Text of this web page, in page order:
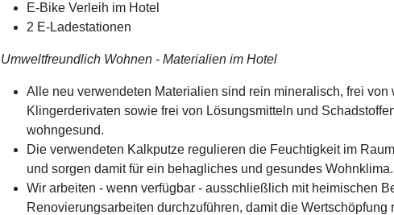
E-Bike Verleih im Hotel
2 E-Ladestationen
Umweltfreundlich Wohnen - Materialien im Hotel
Alle neu verwendeten Materialien sind rein mineralisch, frei
Klingerderivaten sowie frei von Lösungsmitteln und
wohngesund.
Die verwendeten Kalkputze regulieren die Feuchtigkeit im
und sorgen damit für ein behagliches und gesundes
Wir arbeiten - wenn verfügbar - ausschließlich mit heimischen
Renovierungsarbeiten durchzuführen, damit die Wertschöpfung